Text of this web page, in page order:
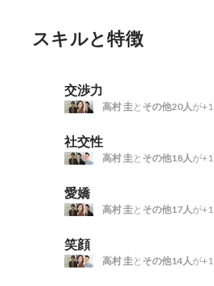
スキルと特徴
交渉力
高村 圭と その他20人が+1
社交性
高村 圭と その他18人が+1
愛嬌
高村 圭と その他17人が+1
笑顔
高村 圭と その他14人が+1